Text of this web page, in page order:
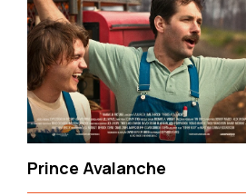
Prince Avalanche